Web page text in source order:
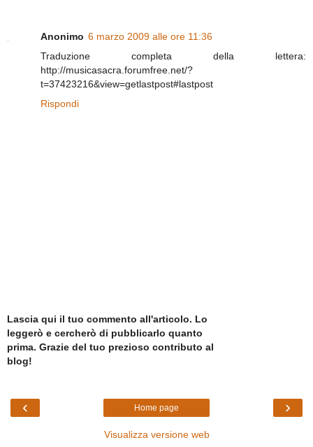
Anonimo 6 marzo 2009 alle ore 11:36
Traduzione completa della lettera:
http://musicasacra.forumfree.net/?
t=37423216&view=getlastpost#lastpost
Rispondi
Lascia qui il tuo commento all'articolo. Lo
leggerò e cercherò di pubblicarlo quanto
prima. Grazie del tuo prezioso contributo al
blog!
‹ ›
Home page
Visualizza versione web